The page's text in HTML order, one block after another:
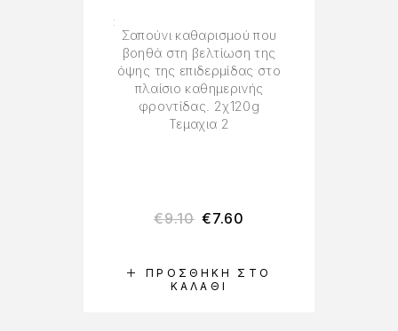
ΠΡΟΣΘΉΚΗ ΣΤΟ
ΚΑΛΆΘΙ
Σαπούνι καθαρισμού που
βοηθά στη βελτίωση της
όψης της επιδερμίδας στο
πλαίσιο καθημερινής
φροντίδας. 2χ120g
Τεμαχια 2
€9.10 €7.60